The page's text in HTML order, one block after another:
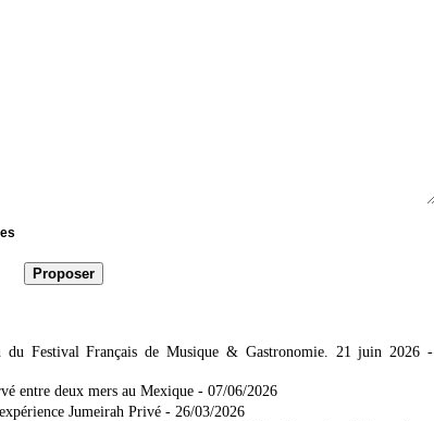
du Festival Français de Musique & Gastronomie. 21 juin 2026 -
entre deux mers​ au Mexique - 07/06/2026
Jumeirah Privé - 26/03/2026